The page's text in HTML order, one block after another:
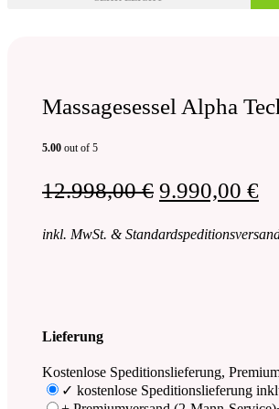
Massagesessel Alpha
5.00 out of 5
12.998,00€
war:
9.990,00 €
inkl. MwSt. &
Lieferung
Kostenlose Speditionslieferung,
✓ kostenlose Speditionslieferung